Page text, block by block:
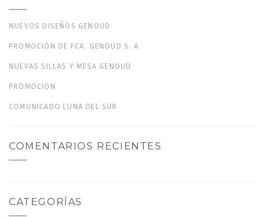
NUEVOS DISEÑOS GENOUD
PROMOCIÓN DE FCA. GENOUD S. A.
NUEVAS SILLAS Y MESA GENOUD
PROMOCION
COMUNICADO LUNA DEL SUR
COMENTARIOS RECIENTES
CATEGORÍAS